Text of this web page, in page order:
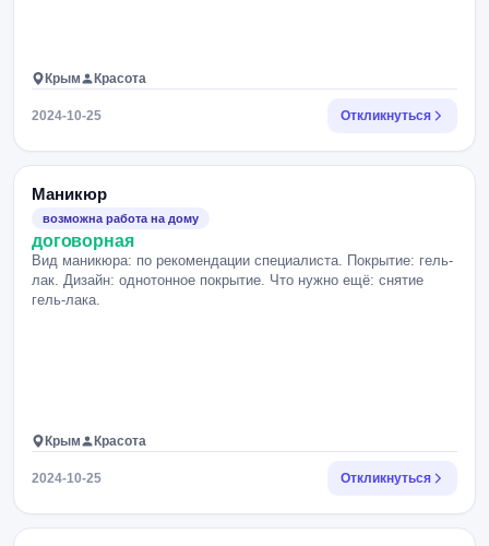
Крым Красота
2024-10-25 Откликнуться
Маникюр
возможна работа на дому
договорная
Вид маникюра: по рекомендации специалиста. Покрытие: гель-
лак. Дизайн: однотонное покрытие. Что нужно ещё: снятие
гель-лака.
Крым Красота
2024-10-25 Откликнуться